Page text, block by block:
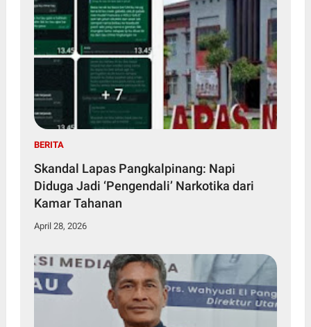
BERITA
Skandal Lapas Pangkalpinang: Napi
Diduga Jadi ‘Pengendali’ Narkotika dari
Kamar Tahanan
April 28, 2026